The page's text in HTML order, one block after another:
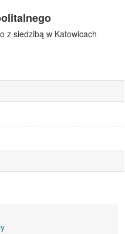
z siedzibą w Katowicach